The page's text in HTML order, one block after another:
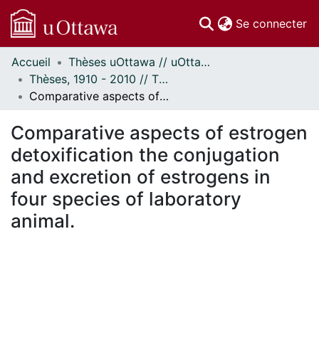
Se connecter
Communautés
et collections
Parcourir
À propos
Accueil
Thèses uOttawa // uOttawa Theses
Thèses, 1910 - 2010 // Theses, 1910 - 2010
Comparative aspects of estrogen detoxification the conjugation and excretion of estrogens in four species of laboratory animal.
Comparative aspects of estrogen
detoxification the conjugation
and excretion of estrogens in
four species of laboratory
animal.